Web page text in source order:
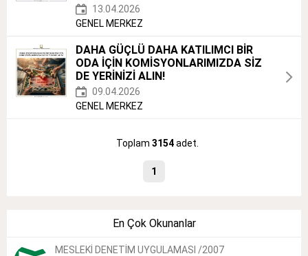
13.04.2026
GENEL MERKEZ
DAHA GÜÇLÜ DAHA KATILIMCI BİR
ODA İÇİN KOMİSYONLARIMIZDA SİZ
DE YERİNİZİ ALIN!
09.04.2026
GENEL MERKEZ
Toplam 3154adet.
1
En Çok Okunanlar
MESLEKİ DENETİM UYGULAMASI /2007